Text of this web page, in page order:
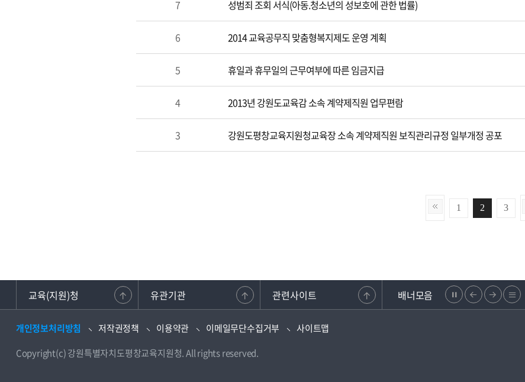
7 성범죄 조회 서식(아동.청소년의 성보호에 관한 법률)
6 2014 교육공무직 맞춤형복지제도 운영 계획
5 휴일과 휴무일의 근무여부에 따른 임금지급
4 2013년 강원도교육감 소속 계약제직원 업무편람
3 강원도평창교육지원청교육장 소속 계약제직원 보직관리규정 일부개정 공포
1 2 3
교육(지원)청 유관기관 관련사이트 배너모음
정
지
이
전
다
음
리
스
복지·보조금 부정신고센터 학교안전지원시스템 강원교육청지부
개인정보처리방침 저작권정책 이용약관 이메일무단수집거부 사이트맵
Copyright(c) 강원특별자치도평창교육지원청. All rights reserved.